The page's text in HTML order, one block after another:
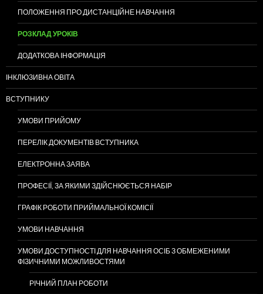
ПОЛОЖЕННЯ ПРО ДИСТАНЦІЙНЕ НАВЧАННЯ
РОЗКЛАД УРОКІВ
ДОДАТКОВА ІНФОРМАЦІЯ
ІНКЛЮЗИВНА ОВІТА
ВСТУПНИКУ
УМОВИ ПРИЙОМУ
ПЕРЕЛІК ДОКУМЕНТІВ ВСТУПНИКА
ЕЛЕКТРОННА ЗАЯВА
ПРОФЕСІЇ, ЗА ЯКИМИ ЗДІЙСНЮЄТЬСЯ НАБІР
ГРАФІК РОБОТИ ПРИЙМАЛЬНОЇ КОМІСІЇ
УМОВИ НАВЧАННЯ
УМОВИ ДОСТУПНОСТІ ДЛЯ НАВЧАННЯ ОСІБ З ОБМЕЖЕНИМИ
ФІЗИЧНИМИ МОЖЛИВОСТЯМИ
РІЧНИЙ ПЛАН РОБОТИ